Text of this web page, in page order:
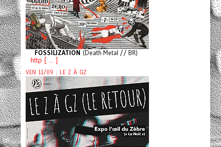
FOSSILIZATION (Death Metal // BR)
http [ ... ]
VEN 11/09 : LE Z À GZ